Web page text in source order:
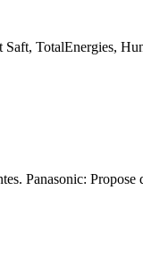
Saft, TotalEnergies,
Panasonic: Propose